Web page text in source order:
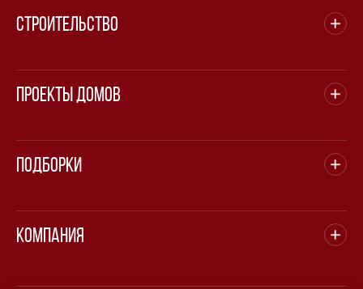
Строительство
Проекты домов
Подборки
Компания